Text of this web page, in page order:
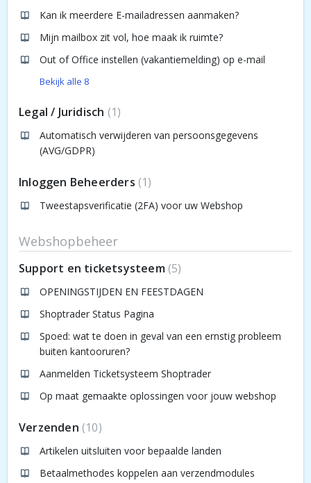
Kan ik meerdere E-mailadressen aanmaken?
Mijn mailbox zit vol, hoe maak ik ruimte?
Out of Office instellen (vakantiemelding) op e-mail
Bekijk alle 8
Legal / Juridisch 1
Automatisch verwijderen van persoonsgegevens
(AVG/GDPR)
Inloggen Beheerders 1
Tweestapsverificatie (2FA) voor uw Webshop
Webshopbeheer
Support en ticketsysteem 5
OPENINGSTIJDEN EN FEESTDAGEN
Shoptrader Status Pagina
Spoed: wat te doen in geval van een ernstig probleem
buiten kantooruren?
Aanmelden Ticketsysteem Shoptrader
Op maat gemaakte oplossingen voor jouw webshop
Verzenden 10
Artikelen uitsluiten voor bepaalde landen
Betaalmethodes koppelen aan verzendmodules